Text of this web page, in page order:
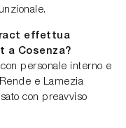
effettua
a Cosenza?
personale interno e
e Lamezia
con preavviso